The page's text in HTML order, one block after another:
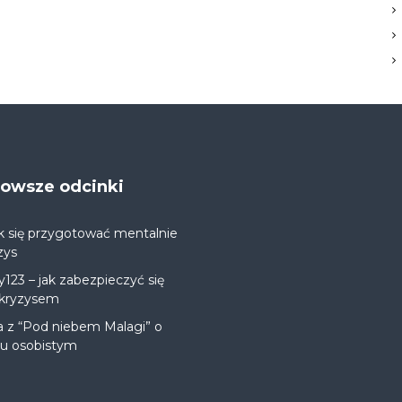
odcinki
się przygotować mentalnie
– jak zabezpieczyć się
z “Pod niebem Malagi” o
osobistym